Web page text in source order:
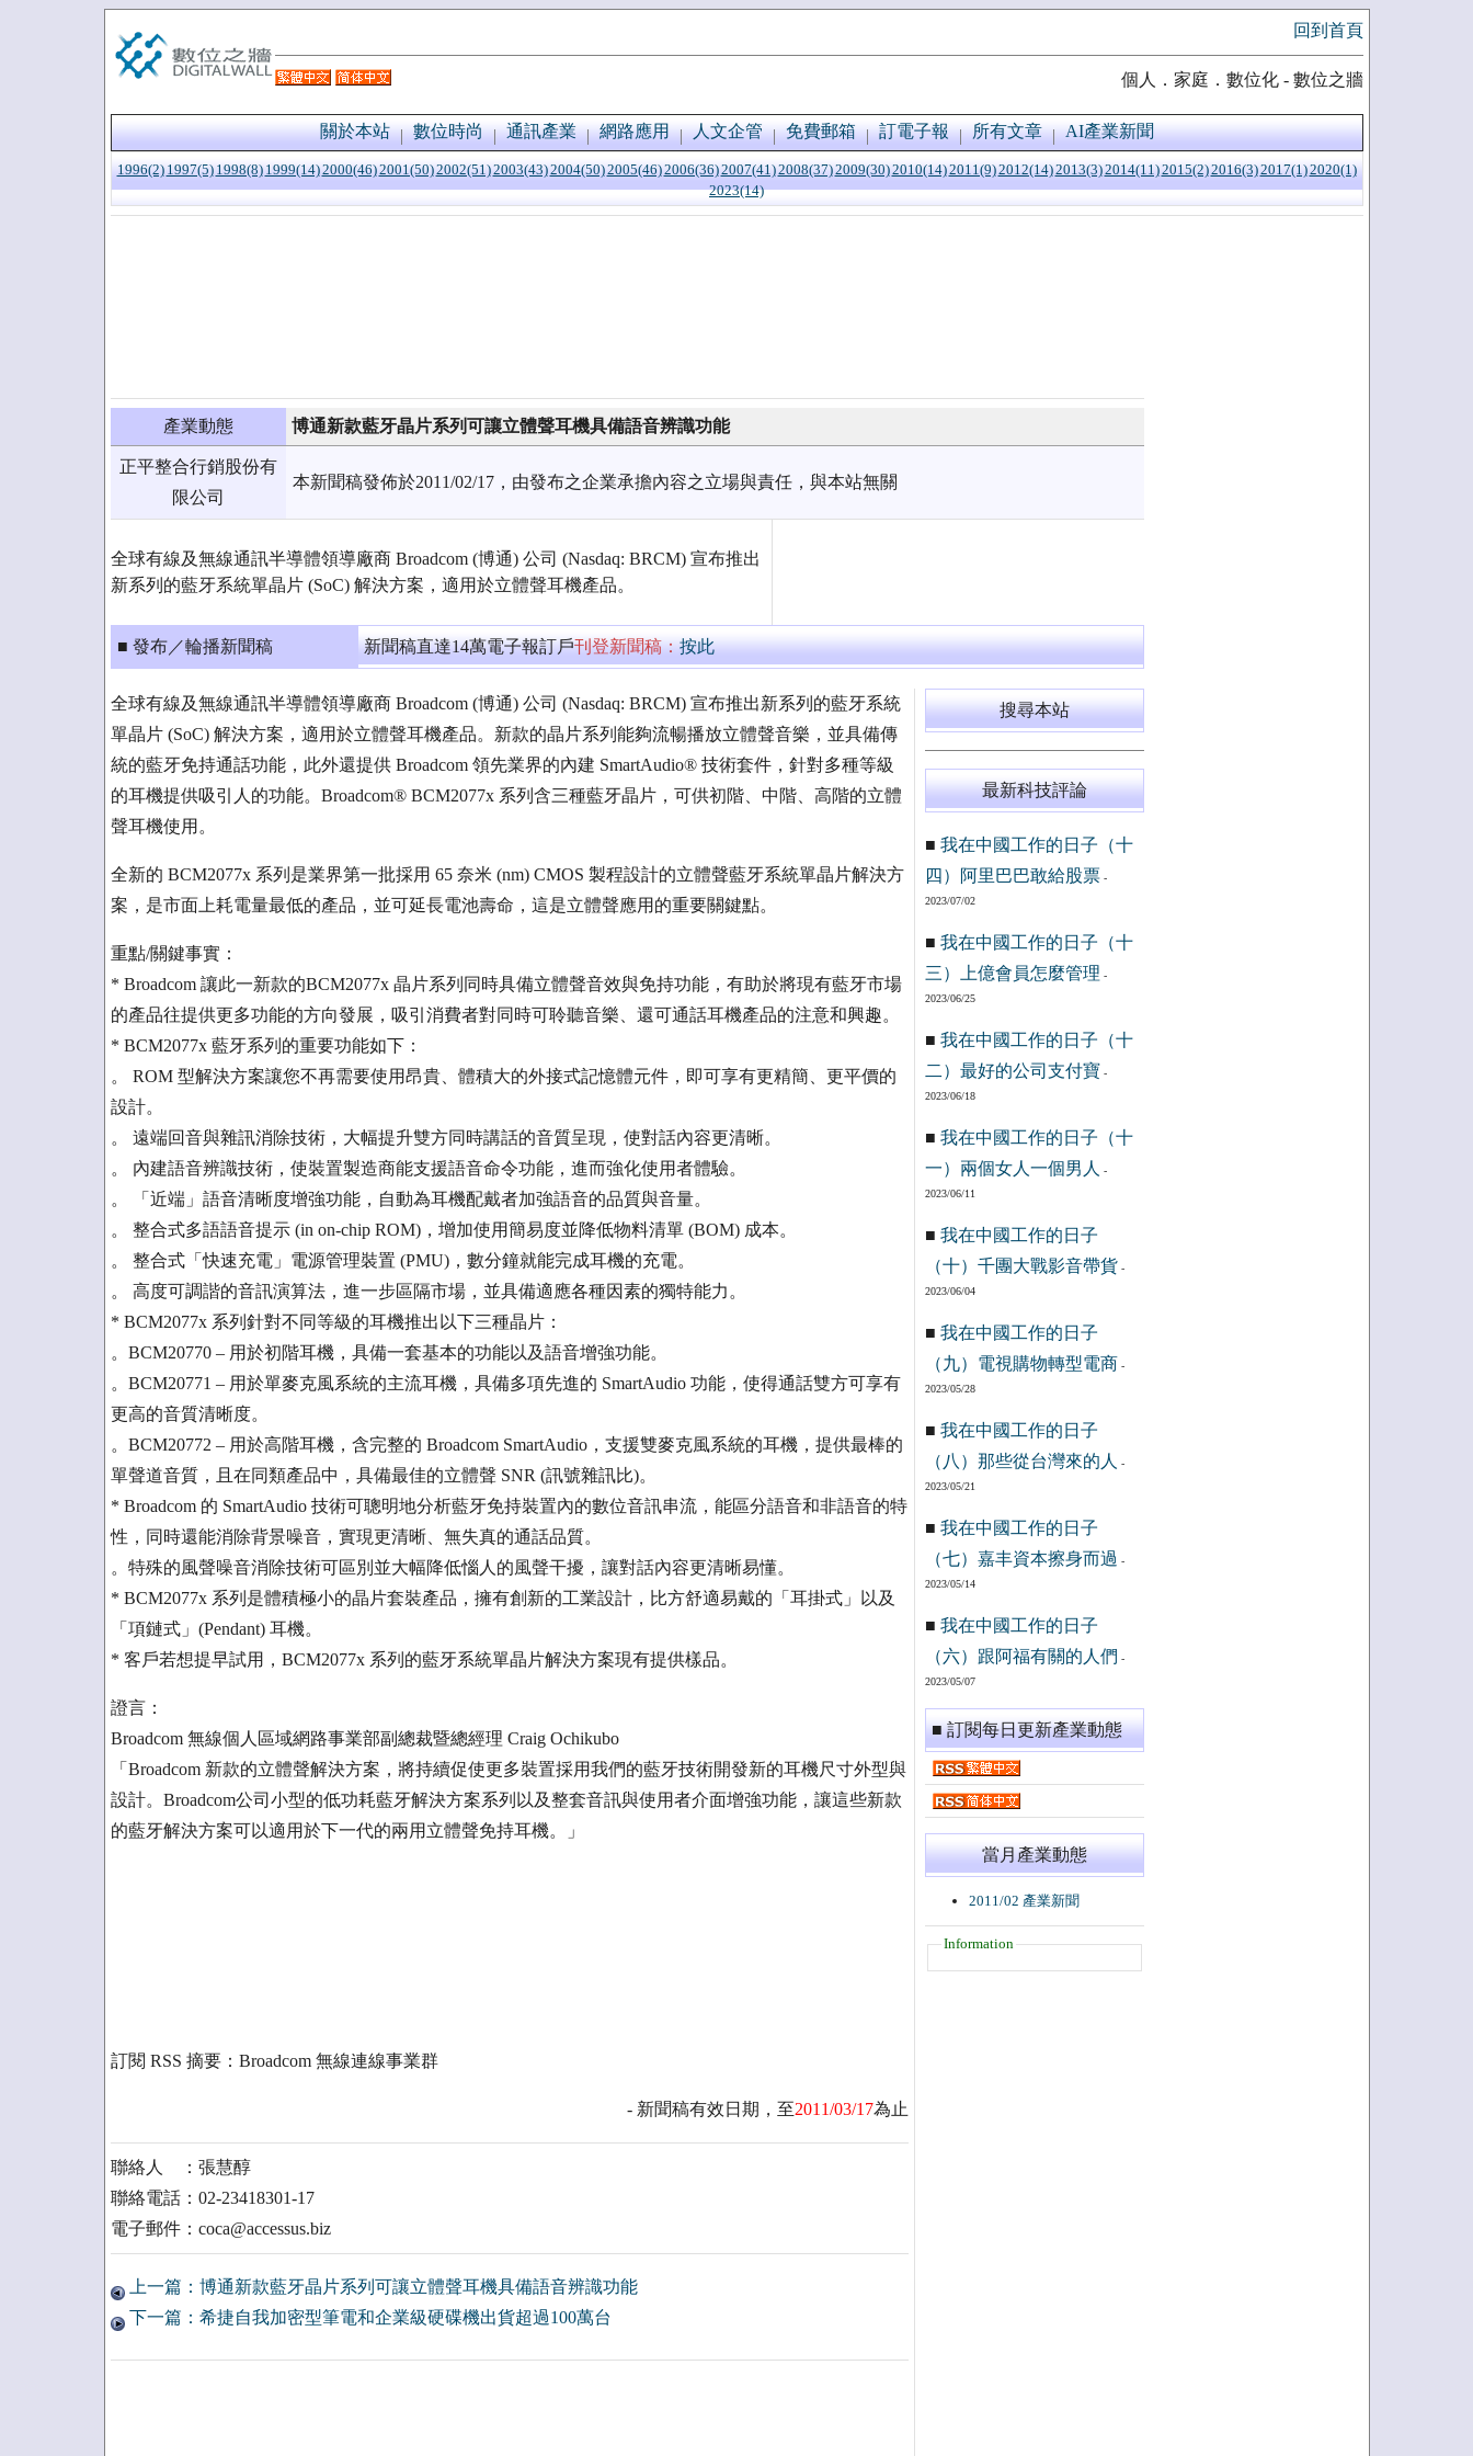
回到首頁
個人．家庭．數位化 - 數位之牆
關於本站 數位時尚 通訊產業 網路應用 人文企管 免費郵箱 訂電子報 所有文章 AI產業新聞
1996(2) 1997(5) 1998(8) 1999(14)2000(46)2001(50)2002(51)2003(43)2004(50)2005(46)2006(36)2007(41)2008(37)2009(30)2010(14)2011(9)2012(14)2013(3)2014(11)2015(2)2016(3)2017(1)2020(1)
2023(14)
產業動態 博通新款藍牙晶片系列可讓立體聲耳機具備語音辨識功能
正平整合行銷股份有
限公司
本新聞稿發佈於2011/02/17，由發布之企業承擔內容之立場與責任，與本站無關
全球有線及無線通訊半導體領導廠商 Broadcom (博通) 公司 (Nasdaq: BRCM) 宣布推出
新系列的藍牙系統單晶片 (SoC) 解決方案，適用於立體聲耳機產品。
■ 發布／輪播新聞稿 新聞稿直達14萬電子報訂戶刊登新聞稿：按此
全球有線及無線通訊半導體領導廠商 Broadcom (博通) 公司 (Nasdaq: BRCM) 宣布推出新系列的藍牙系統
單晶片 (SoC) 解決方案，適用於立體聲耳機產品。新款的晶片系列能夠流暢播放立體聲音樂，並具備傳
統的藍牙免持通話功能，此外還提供 Broadcom 領先業界的內建 SmartAudio® 技術套件，針對多種等級
的耳機提供吸引人的功能。Broadcom® BCM2077x 系列含三種藍牙晶片，可供初階、中階、高階的立體
聲耳機使用。
全新的 BCM2077x 系列是業界第一批採用 65 奈米 (nm) CMOS 製程設計的立體聲藍牙系統單晶片解決方
案，是市面上耗電量最低的產品，並可延長電池壽命，這是立體聲應用的重要關鍵點。
重點/關鍵事實：
* Broadcom 讓此一新款的BCM2077x 晶片系列同時具備立體聲音效與免持功能，有助於將現有藍牙市場
的產品往提供更多功能的方向發展，吸引消費者對同時可聆聽音樂、還可通話耳機產品的注意和興趣。
* BCM2077x 藍牙系列的重要功能如下：
。 ROM 型解決方案讓您不再需要使用昂貴、體積大的外接式記憶體元件，即可享有更精簡、更平價的
設計。
。 遠端回音與雜訊消除技術，大幅提升雙方同時講話的音質呈現，使對話內容更清晰。
。 內建語音辨識技術，使裝置製造商能支援語音命令功能，進而強化使用者體驗。
。 「近端」語音清晰度增強功能，自動為耳機配戴者加強語音的品質與音量。
。 整合式多語語音提示 (in on-chip ROM)，增加使用簡易度並降低物料清單 (BOM) 成本。
。 整合式「快速充電」電源管理裝置 (PMU)，數分鐘就能完成耳機的充電。
。 高度可調諧的音訊演算法，進一步區隔市場，並具備適應各種因素的獨特能力。
* BCM2077x 系列針對不同等級的耳機推出以下三種晶片：
。BCM20770 – 用於初階耳機，具備一套基本的功能以及語音增強功能。
。BCM20771 – 用於單麥克風系統的主流耳機，具備多項先進的 SmartAudio 功能，使得通話雙方可享有
更高的音質清晰度。
。BCM20772 – 用於高階耳機，含完整的 Broadcom SmartAudio，支援雙麥克風系統的耳機，提供最棒的
單聲道音質，且在同類產品中，具備最佳的立體聲 SNR (訊號雜訊比)。
* Broadcom 的 SmartAudio 技術可聰明地分析藍牙免持裝置內的數位音訊串流，能區分語音和非語音的特
性，同時還能消除背景噪音，實現更清晰、無失真的通話品質。
。特殊的風聲噪音消除技術可區別並大幅降低惱人的風聲干擾，讓對話內容更清晰易懂。
* BCM2077x 系列是體積極小的晶片套裝產品，擁有創新的工業設計，比方舒適易戴的「耳掛式」以及
「項鏈式」(Pendant) 耳機。
* 客戶若想提早試用，BCM2077x 系列的藍牙系統單晶片解決方案現有提供樣品。
證言：
Broadcom 無線個人區域網路事業部副總裁暨總經理 Craig Ochikubo
「Broadcom 新款的立體聲解決方案，將持續促使更多裝置採用我們的藍牙技術開發新的耳機尺寸外型與
設計。Broadcom公司小型的低功耗藍牙解決方案系列以及整套音訊與使用者介面增強功能，讓這些新款
的藍牙解決方案可以適用於下一代的兩用立體聲免持耳機。」
訂閱 RSS 摘要：Broadcom 無線連線事業群
- 新聞稿有效日期，至2011/03/17為止
聯絡人 ：張慧醇
聯絡電話：02-23418301-17
電子郵件：coca@accessus.biz
上一篇：博通新款藍牙晶片系列可讓立體聲耳機具備語音辨識功能
下一篇：希捷自我加密型筆電和企業級硬碟機出貨超過100萬台
搜尋本站
最新科技評論
■ 我在中國工作的日子（十
四）阿里巴巴敢給股票-
2023/07/02
■ 我在中國工作的日子（十
三）上億會員怎麼管理 -
2023/06/25
■ 我在中國工作的日子（十
二）最好的公司支付寶 -
2023/06/18
■ 我在中國工作的日子（十
一）兩個女人一個男人
-
2023/06/11
■ 我在中國工作的日子
（十）千團大戰影音帶貨 -
2023/06/04
■ 我在中國工作的日子
（九）電視購物轉型電商 -
2023/05/28
■ 我在中國工作的日子
（八）那些從台灣來的人
-
2023/05/21
■ 我在中國工作的日子
（七）嘉丰資本擦身而過 -
2023/05/14
■ 我在中國工作的日子
（六）跟阿福有關的人們 -
2023/05/07
■ 訂閱每日更新產業動態
當月產業動態
2011/02 產業新聞
Information